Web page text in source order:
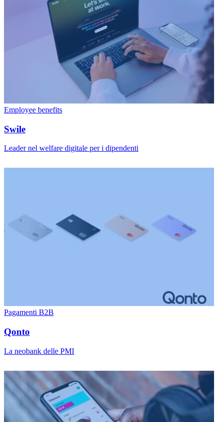
Employee benefits
Swile
Leader nel welfare digitale per i dipendenti
Pagamenti B2B
Qonto
La neobank delle PMI